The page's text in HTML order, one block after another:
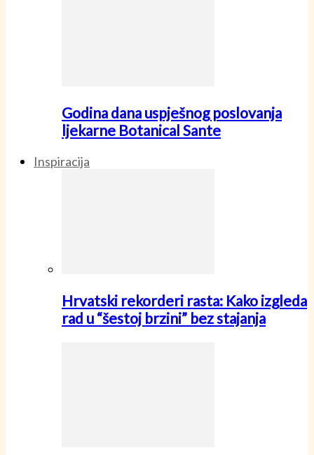
Godina dana uspješnog poslovanja
ljekarne Botanical Sante
Inspiracija
Hrvatski rekorderi rasta: Kako izgleda
rad u “šestoj brzini” bez stajanja